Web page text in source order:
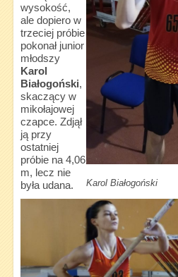
Karol Białogoński
wysokość,
ale dopiero w
trzeciej próbie
pokonał junior
młodszy
Karol
Białogoński,
skaczący w
mikołajowej
czapce. Zdjął
ją przy
ostatniej
próbie na 4,06
m, lecz nie
była udana.